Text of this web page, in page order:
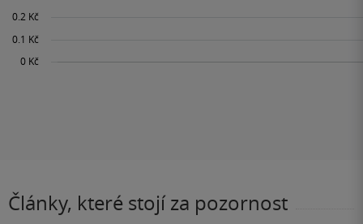
Články, které stojí za pozornost